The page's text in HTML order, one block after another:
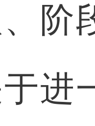
段
进